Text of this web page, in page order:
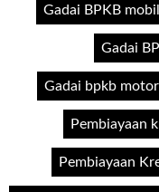
Gadai BPKB
Gadai
Gadai bpkb
Pembiayaan
Pembiayaan